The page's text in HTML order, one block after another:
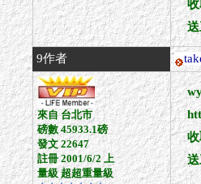
9作者
來自 台北市
磅數 45933.1磅
發文 22647
註冊 2001/6/2 上
量級 超超重量級